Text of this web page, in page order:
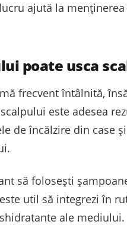
ajută la
poate usca
frecvent întâlnită,
este adesea
de încălzire din case
să folosești
util să integrezi în
ale mediului.